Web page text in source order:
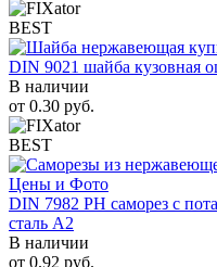
BEST
DIN 9021 шайба кузовная
В наличии
от 0.30 руб.
BEST
DIN 7982 PH саморез с
сталь A2
В наличии
от 0.92 руб.